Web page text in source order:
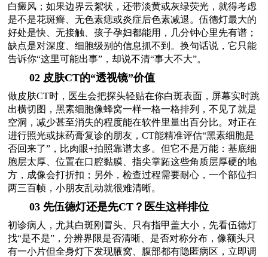
白癜风；如果边界云絮状，还带淡黄或灰绿荧光，就得考虑
是不是花斑癣、无色素痣或炎症后色素减退。伍德灯最大的
好处是快、无接触、孩子孕妇都能用，几分钟心里先有谱；
缺点是对深度、细胞级别的信息抓不到。换句话说，它只能
告诉你“这里可能出事”，却说不清“事大不大”。
02 皮肤CT的“透视镜”价值
做皮肤CT时，医生会把探头轻贴在你白斑表面，屏幕实时跳
出横切图，黑素细胞像蜂窝一样一格一格排列，不见了就是
空洞，减少甚至消失的程度能在软件里量出百分比。对正在
进行照光或抹药膏复诊的朋友，CT能精准评估“黑素细胞是
否回来了”，比肉眼+拍照靠谱太多。但它不是万能：基底细
胞层太厚、位置在口腔黏膜、指尖掌跖这些角质层厚硬的地
方，成像会打折扣；另外，检查过程需要耐心，一个部位扫
两三百帧，小朋友乱动就很难清晰。
03 先伍德灯还是先CT？医生这样排位
初诊病人，尤其白斑刚冒头、只有指甲盖大小，先看伍德灯
找“是不是”，分辨界限是否清晰、是否对称分布，像额头只
有一小片但全身灯下发现腋窝、腹部都有隐匿病区，立即调